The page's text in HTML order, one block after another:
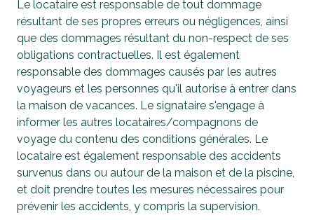
Le locataire est responsable de tout dommage
résultant de ses propres erreurs ou négligences, ainsi
que des dommages résultant du non-respect de ses
obligations contractuelles. Il est également
responsable des dommages causés par les autres
voyageurs et les personnes qu'il autorise à entrer dans
la maison de vacances. Le signataire s'engage à
informer les autres locataires/compagnons de
voyage du contenu des conditions générales. Le
locataire est également responsable des accidents
survenus dans ou autour de la maison et de la piscine,
et doit prendre toutes les mesures nécessaires pour
prévenir les accidents, y compris la supervision.